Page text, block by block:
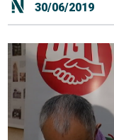
30/06/2019